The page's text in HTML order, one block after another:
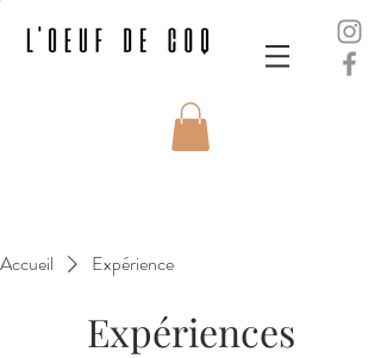
Accueil Expérience
Expériences